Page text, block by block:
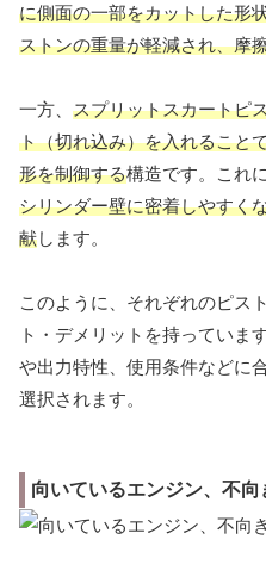
に側面の一部をカットした形
ストンの重量が軽減され、摩
一方、 スプリットスカートピ
ト（切れ込み）を入れること
形を制御する構造です。これ
シリンダー壁に密着しやすく
献します。
このように、それぞれのピス
ト・デメリットを持っていま
や出力特性、使用条件などに
選択されます。
向いているエンジン、不